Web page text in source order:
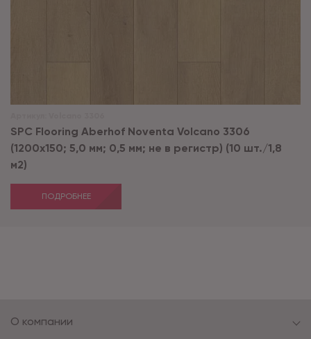
SPC Flooring Aberhof Noventa Volcano 3306
(1200х150; 5,0 мм; 0,5 мм; не в регистр) (10 шт./1,8
м2)
ПОДРОБНЕЕ
О компании